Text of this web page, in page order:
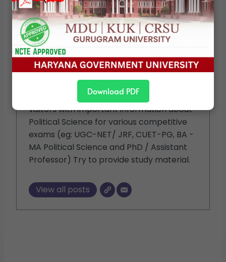
Political Studies
We are a specialized team of experts in
the field of Political Science. Our team
consists of individuals who have devoted
their lives to studying the subject "Political
Science". Here, with our knowledge and
years of experience, we are providing our
visitors with important information about
Political Science for various competitive
exams (eg: UGC-NET/ JRF, CUET-PG, BA -
MA Political Science and PhD / Assistant
Professor) Try to provide study material.
View all posts
Download PDF